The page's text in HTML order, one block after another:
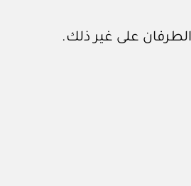
الطرفان على غير ذلك.